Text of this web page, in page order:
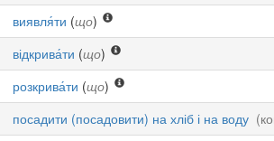
виявля́ти (що)
відкрива́ти (що)
розкрива́ти (що)
посадити (посадовити) на хліб і на воду